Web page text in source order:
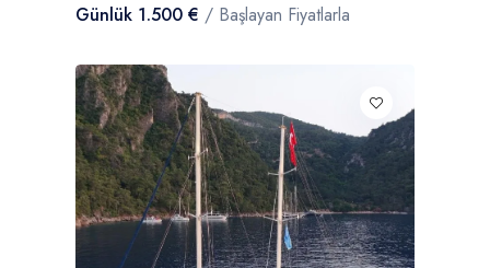
Günlük 1.500 € / Başlayan Fiyatlarla